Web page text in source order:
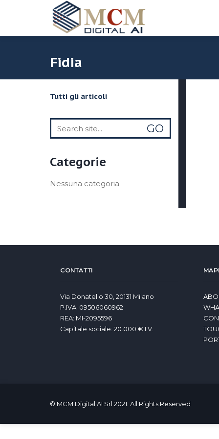
Fidia
Tutti gli articoli
Search
for:
Categorie
Nessuna categoria
CONTATTI
Via Donatello 30, 20131 Milano
P.IVA: 09506060962
REA: MI-2095596
Capitale sociale: 20.000 € I.V.
© MCM Digital AI Srl 2021. All Rights Reserved